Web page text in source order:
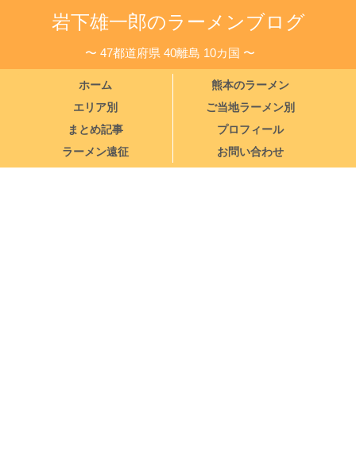
岩下雄一郎のラーメンブログ
〜 47都道府県 40離島 10カ国 〜
ホーム
熊本のラーメン
エリア別
ご当地ラーメン別
まとめ記事
プロフィール
ラーメン遠征
お問い合わせ